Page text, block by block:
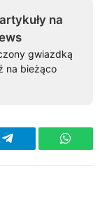
na
gwiazdką
na bieżąco
Telegram